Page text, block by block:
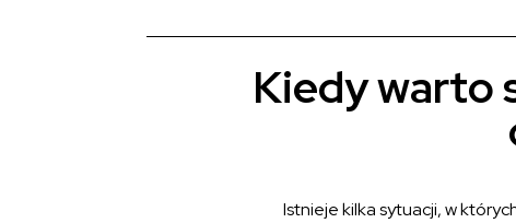
Kiedy warto
Istnieje kilka sytuacji, w